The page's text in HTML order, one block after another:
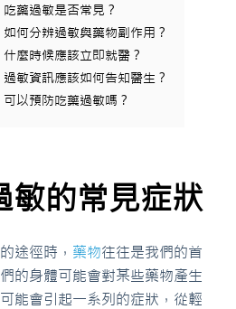
藥過敏是否常見？
何分辨過敏與藥物副作用？
麼時候應該立即就醫？
敏資訊應該如何告知醫生？
以預防吃藥過敏嗎？
敏的常見症狀
途徑時， 藥物往往是我們的首
的身體可能會對某些藥物產生
能會引起一系列的症狀，從輕